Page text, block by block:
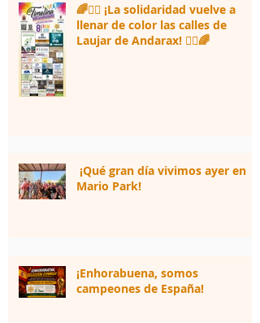
🌈🏃‍♀️ ¡La solidaridad vuelve a
llenar de color las calles de
Laujar de Andarax! 🏃‍♂️🌈
¡Qué gran día vivimos ayer en
Mario Park!
¡Enhorabuena, somos
campeones de España!